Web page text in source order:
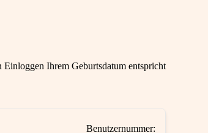
Ihrem Geburtsdatum entspricht
Benutzernummer: